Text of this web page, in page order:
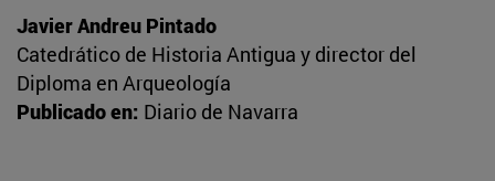
Javier Andreu Pintado
Catedrático de Historia Antigua y director del
Diploma en Arqueología
Publicado en: Diario de Navarra